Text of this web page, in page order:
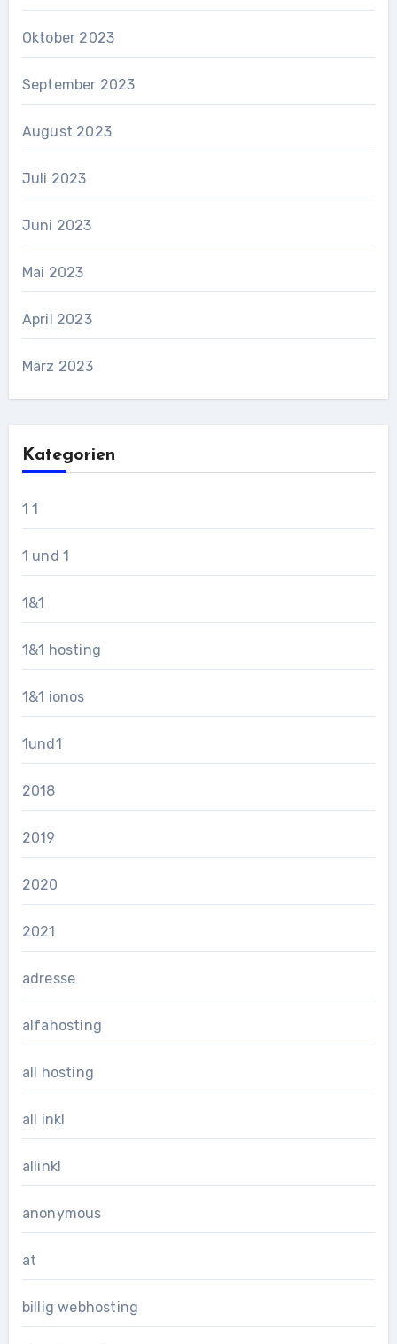
Oktober 2023
September 2023
August 2023
Juli 2023
Juni 2023
Mai 2023
April 2023
März 2023
Kategorien
1 1
1 und 1
1&1
1&1 hosting
1&1 ionos
1und1
2018
2019
2020
2021
adresse
alfahosting
all hosting
all inkl
allinkl
anonymous
at
billig webhosting